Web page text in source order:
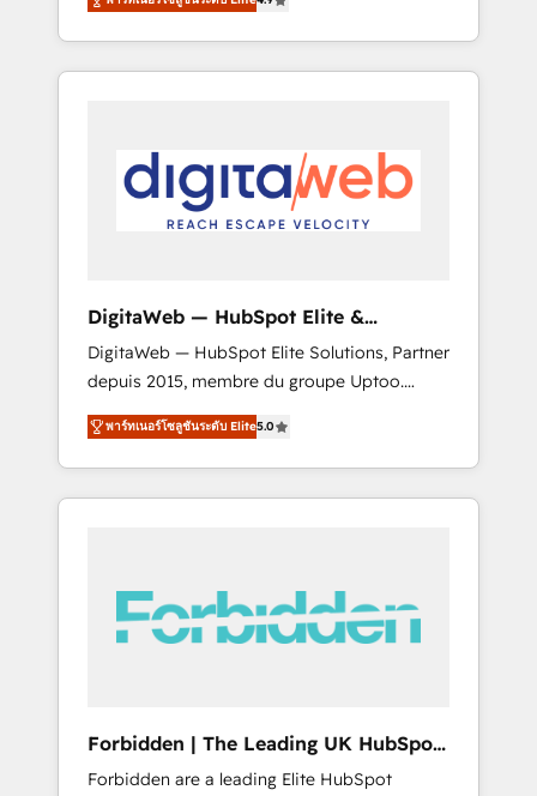
industries. With 150+ HubSpot-certified
experts, we deliver scalable solutions to
complex GTM and RevOps challenges. Our
smooth setup tailored to your GTM motion.
🔹 Migrations: Move from other CRMs to
HubSpot without data loss or downtime. 🔹
stack for better adoption. 🔹 Custom
Solutions: Build tailored apps, workflows, and
configurations. We are SOC 2 Type II and ISO
27001 certified, reinforcing our commitment
to data security and compliance. At
OneMetric, we help revenue teams focus on
the OneMetric that matters most: revenue.
DigitaWeb — HubSpot Elite &
Intégrations ERP
DigitaWeb — HubSpot Elite Solutions, Partner
depuis 2015, membre du groupe Uptoo.
Nous aidons les ETI et PME B2B à unifier
Marketing, Ventes et Service sur HubSpot
grâce à la Revenue Architecture : alignement
des équipes, pipeline prévisible, croissance
Shopify, Oneflow. 💻 Développements
custom : CRM UI Extensions (React),
B2B, Immobilier, Viticulture, Finance. 🚀 Nos
livrables : migration sécurisée,
พาร์ทเนอร์โซลูชันระดับ Elite5.0
Forbidden | The Leading UK HubSpot
Consultancy
Forbidden are a leading Elite HubSpot